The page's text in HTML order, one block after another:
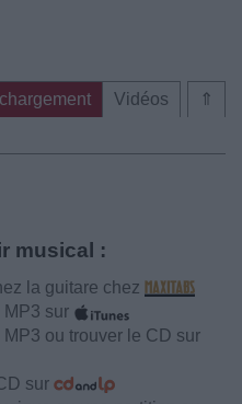
⇑
Vidéos
musical :
la guitare chez
sur
ou trouver le CD sur
sur